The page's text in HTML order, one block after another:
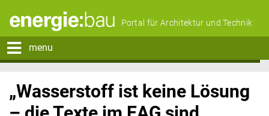
Portal für Architektur und Technik
menu
„Wasserstoff ist keine Lösung